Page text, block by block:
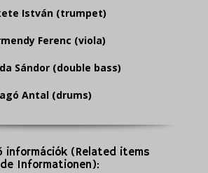
István (trumpet)
Ferenc (viola)
Sándor (double bass)
Antal (drums)
információk (Related items
Informationen):